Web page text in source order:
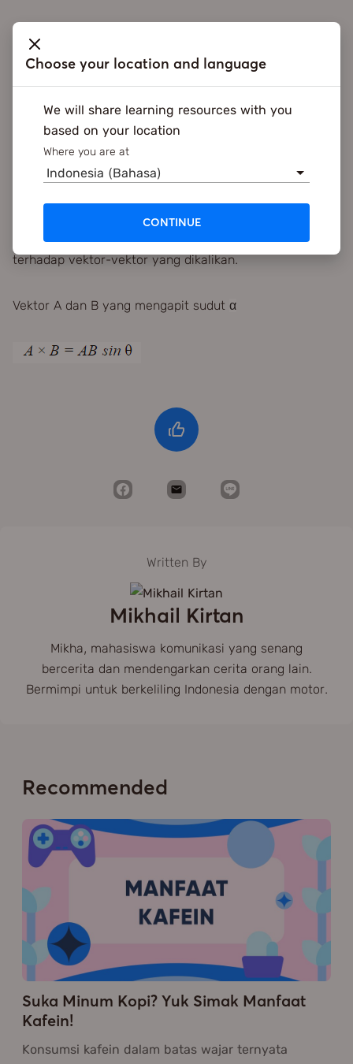
Choose your location and language
We will share learning resources with you
based on your location
Where you are at
Indonesia (Bahasa)
CONTINUE
Perkalian dot menghasilkan besaran skalar atau “dot
product”
Perkalian cross menghasilkan vektor yang tegak lurus
terhadap vektor-vektor yang dikalikan.
Vektor A dan B yang mengapit sudut α
Written By
Mikhail Kirtan
Mikha, mahasiswa komunikasi yang senang
bercerita dan mendengarkan cerita orang lain.
Bermimpi untuk berkeliling Indonesia dengan motor.
Recommended
Suka Minum Kopi? Yuk Simak Manfaat
Kafein!
Konsumsi kafein dalam batas wajar ternyata